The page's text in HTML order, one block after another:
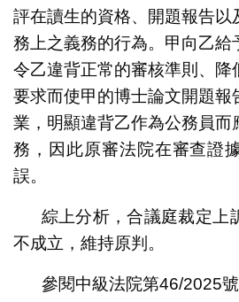
評在讀生的資格、開題報告以
務上之義務的行為。甲向乙給
令乙違背正常的審核準則、降
要求而使甲的博士論文開題報
業，明顯違背乙作為公務員而
務，因此原審法院在審查證
誤。
綜上分析，合議庭裁定上
不成立，維持原判。
參閱中級法院第46/2025號